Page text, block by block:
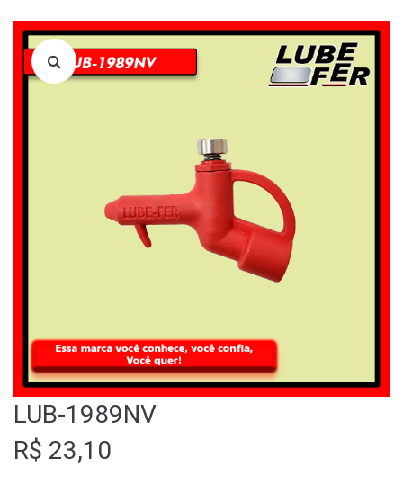
LOJA
LUB-1989NV
R$ 23,10